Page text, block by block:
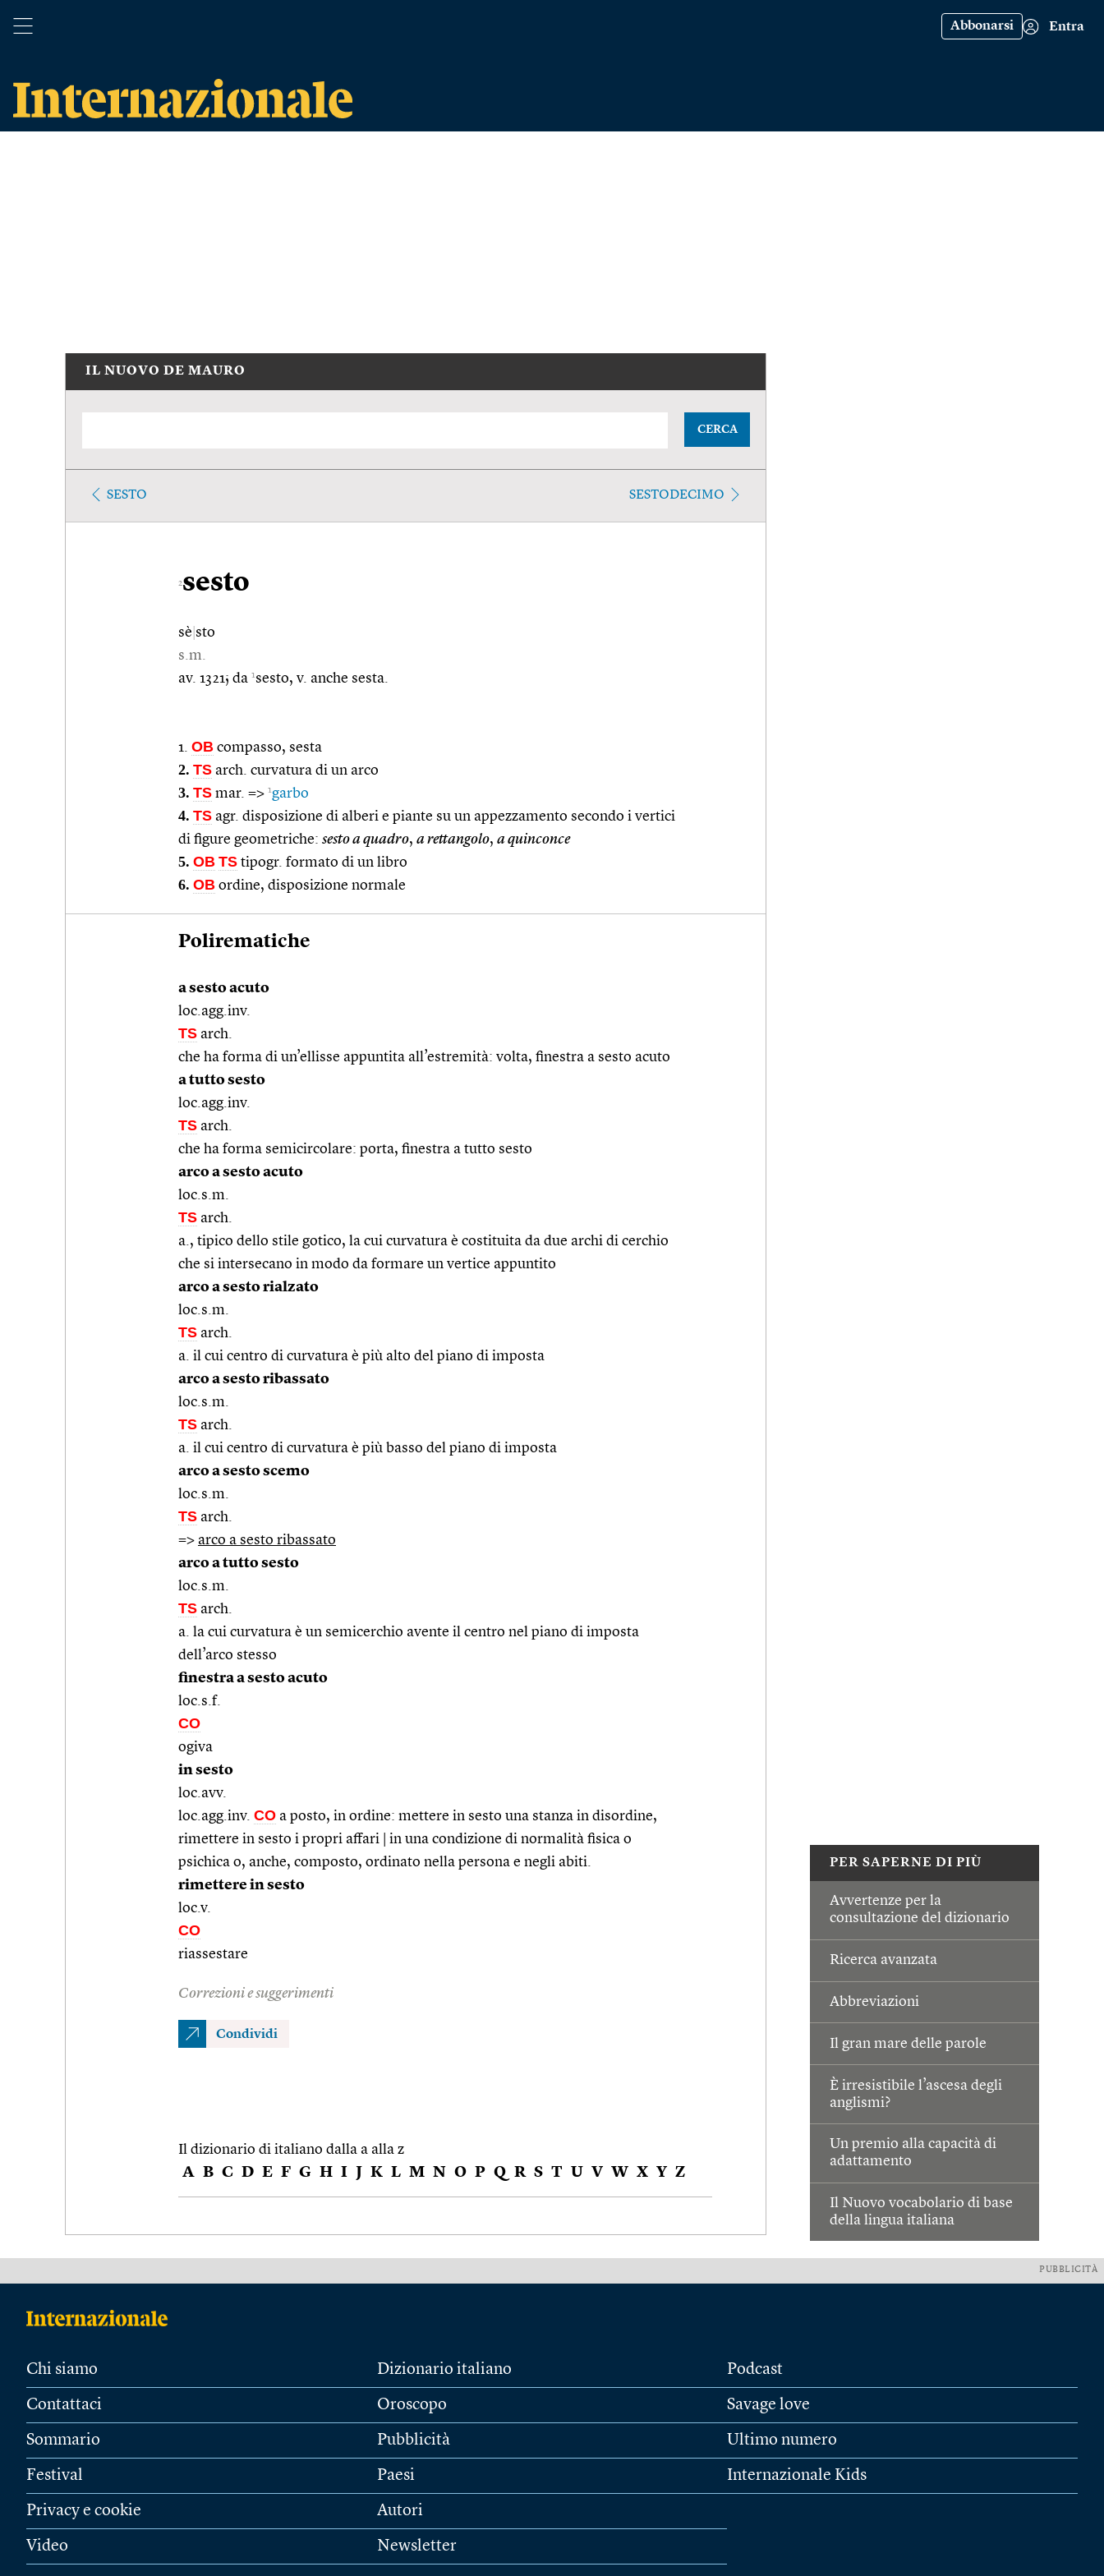
Abbonarsi Entra
PER SAPERNE DI PIÙ
Avvertenze per la
consultazione del dizionario
Ricerca avanzata
Abbreviazioni
Il gran mare delle parole
È irresistibile l’ascesa degli
anglismi?
Un premio alla capacità di
adattamento
Il Nuovo vocabolario di base
della lingua italiana
IL NUOVO DE MAURO
CERCA
SESTO SESTODECIMO
2sesto
sè sto
s.m.
av. 1321; da 1sesto, v. anche sesta.
1. OB compasso, sesta
2. TS arch. curvatura di un arco
3. TS mar. => 1garbo
4. TS agr. disposizione di alberi e piante su un appezzamento secondo i vertici
di figure geometriche: sesto a quadro, a rettangolo, a quinconce
5. OB TS tipogr. formato di un libro
6. OB ordine, disposizione normale
Polirematiche
a sesto acuto
loc.agg.inv.
TS arch.
che ha forma di un’ellisse appuntita all’estremità: volta, finestra a sesto acuto
a tutto sesto
loc.agg.inv.
TS arch.
che ha forma semicircolare: porta, finestra a tutto sesto
arco a sesto acuto
loc.s.m.
TS arch.
a., tipico dello stile gotico, la cui curvatura è costituita da due archi di cerchio
che si intersecano in modo da formare un vertice appuntito
arco a sesto rialzato
loc.s.m.
TS arch.
a. il cui centro di curvatura è più alto del piano di imposta
arco a sesto ribassato
loc.s.m.
TS arch.
a. il cui centro di curvatura è più basso del piano di imposta
arco a sesto scemo
loc.s.m.
TS arch.
=> arco a sesto ribassato
arco a tutto sesto
loc.s.m.
TS arch.
a. la cui curvatura è un semicerchio avente il centro nel piano di imposta
dell’arco stesso
finestra a sesto acuto
loc.s.f.
CO
ogiva
in sesto
loc.avv.
loc.agg.inv. CO a posto, in ordine: mettere in sesto una stanza in disordine,
rimettere in sesto i propri affari | in una condizione di normalità fisica o
psichica o, anche, composto, ordinato nella persona e negli abiti.
rimettere in sesto
loc.v.
CO
riassestare
Correzioni e suggerimenti
Condividi
Il dizionario di italiano dalla a alla z
A B C D E F G H I J K L M N O P Q R S T U V W X Y Z
PUBBLICITÀ
Chi siamo
Contattaci
Sommario
Festival
Privacy e cookie
Video
Dizionario italiano
Oroscopo
Pubblicità
Paesi
Autori
Newsletter
Podcast
Savage love
Ultimo numero
Internazionale Kids